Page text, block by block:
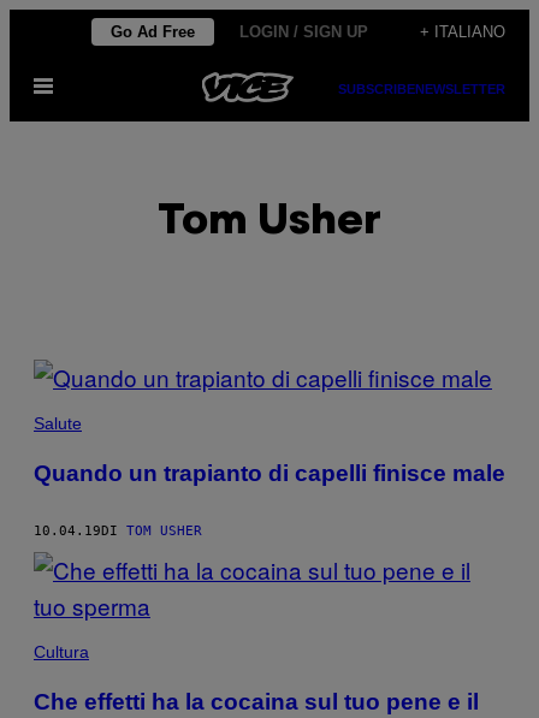
contenuto
Go Ad Free LOGIN / SIGN UP + ITALIANO
Apri
menu
SUBSCRIBENEWSLETTER
Tom Usher
POSTS
BY
THIS
Salute
Quando un trapianto di capelli finisce male
10.04.19DI TOM USHER
Cultura
Che effetti ha la cocaina sul tuo pene e il